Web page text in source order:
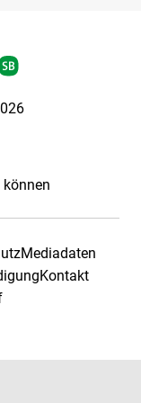
Mediadaten
Kontakt